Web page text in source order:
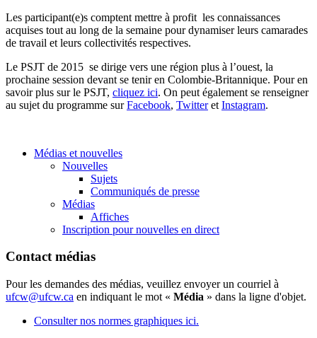
Les participant(e)s comptent mettre à profit les connaissances
acquises tout au long de la semaine pour dynamiser leurs camarades
de travail et leurs collectivités respectives.
Le PSJT de 2015 se dirige vers une région plus à l’ouest, la
prochaine session devant se tenir en Colombie-Britannique. Pour en
savoir plus sur le PSJT, cliquez ici. On peut également se renseigner
au sujet du programme surFacebook, Twitteret Instagram.
Médias et nouvelles
Nouvelles
Sujets
Communiqués de presse
Médias
Affiches
Inscription pour nouvelles en direct
Contact médias
Pour les demandes des médias, veuillez envoyer un courriel à
ufcw@ufcw.ca en indiquant le mot « Média » dans la ligne d'objet.
Consulter nos normes graphiques ici.